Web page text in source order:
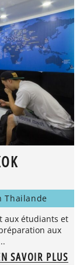
Thailande
aux étudiants et
aux
SAVOIR PLUS